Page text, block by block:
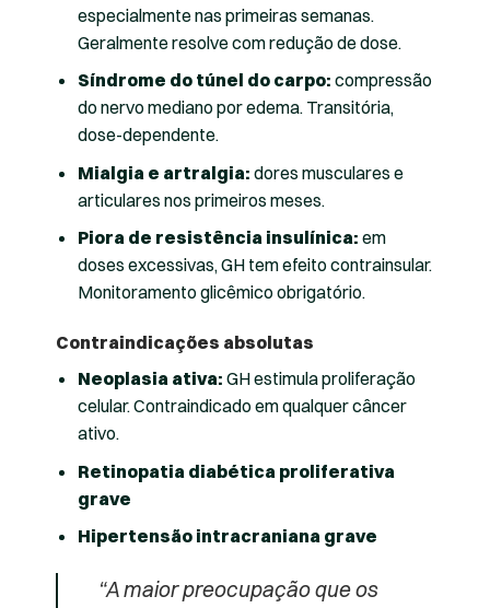
especialmente nas primeiras semanas.
Geralmente resolve com redução de dose.
Síndrome do túnel do carpo: compressão
do nervo mediano por edema. Transitória,
dose-dependente.
Mialgia e artralgia: dores musculares e
articulares nos primeiros meses.
Piora de resistência insulínica: em
doses excessivas, GH tem efeito contrainsular.
Monitoramento glicêmico obrigatório.
Contraindicações absolutas
Neoplasia ativa: GH estimula proliferação
celular. Contraindicado em qualquer câncer
ativo.
Retinopatia diabética proliferativa
grave
Hipertensão intracraniana grave
“A maior preocupação que os